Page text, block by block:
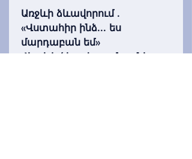
Առջևի ձևավորում.
«Վստահիր ինձ... ես
մարդաբան եմ»
Հետևի ձևավորում. ունի